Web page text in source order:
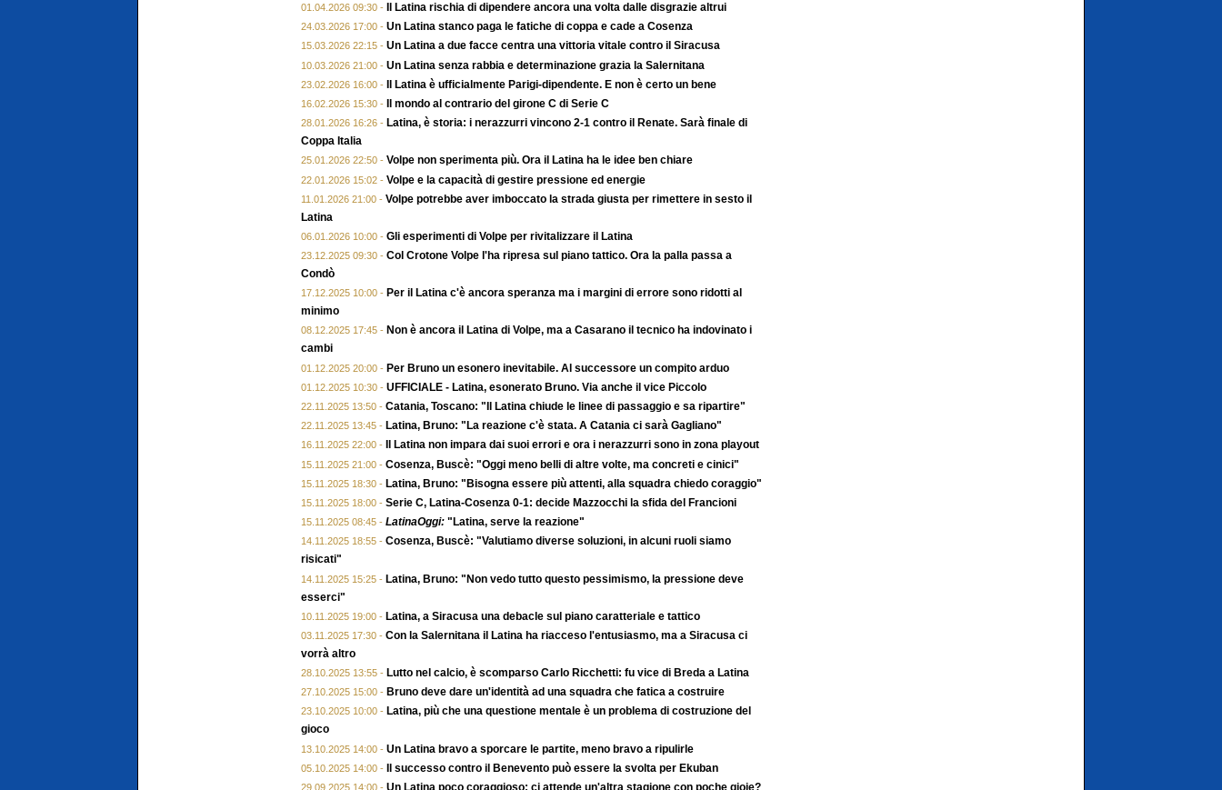
01.04.2026 09:30 - Il Latina rischia di dipendere ancora una volta dalle disgrazie altrui
24.03.2026 17:00 - Un Latina stanco paga le fatiche di coppa e cade a Cosenza
15.03.2026 22:15 - Un Latina a due facce centra una vittoria vitale contro il Siracusa
10.03.2026 21:00 - Un Latina senza rabbia e determinazione grazia la Salernitana
23.02.2026 16:00 - Il Latina è ufficialmente Parigi-dipendente. E non è certo un bene
16.02.2026 15:30 - Il mondo al contrario del girone C di Serie C
28.01.2026 16:26 - Latina, è storia: i nerazzurri vincono 2-1 contro il Renate. Sarà finale di
Coppa Italia
25.01.2026 22:50 - Volpe non sperimenta più. Ora il Latina ha le idee ben chiare
22.01.2026 15:02 - Volpe e la capacità di gestire pressione ed energie
11.01.2026 21:00 - Volpe potrebbe aver imboccato la strada giusta per rimettere in sesto il
Latina
06.01.2026 10:00 - Gli esperimenti di Volpe per rivitalizzare il Latina
23.12.2025 09:30 - Col Crotone Volpe l'ha ripresa sul piano tattico. Ora la palla passa a
Condò
17.12.2025 10:00 - Per il Latina c'è ancora speranza ma i margini di errore sono ridotti al
minimo
08.12.2025 17:45 - Non è ancora il Latina di Volpe, ma a Casarano il tecnico ha indovinato i
cambi
01.12.2025 20:00 - Per Bruno un esonero inevitabile. Al successore un compito arduo
01.12.2025 10:30 - UFFICIALE - Latina, esonerato Bruno. Via anche il vice Piccolo
22.11.2025 13:50 - Catania, Toscano: "Il Latina chiude le linee di passaggio e sa ripartire"
22.11.2025 13:45 - Latina, Bruno: "La reazione c'è stata. A Catania ci sarà Gagliano"
16.11.2025 22:00 - Il Latina non impara dai suoi errori e ora i nerazzurri sono in zona playout
15.11.2025 21:00 - Cosenza, Buscè: "Oggi meno belli di altre volte, ma concreti e cinici"
15.11.2025 18:30 - Latina, Bruno: "Bisogna essere più attenti, alla squadra chiedo coraggio"
15.11.2025 18:00 - Serie C, Latina-Cosenza 0-1: decide Mazzocchi la sfida del Francioni
15.11.2025 08:45 - LatinaOggi: "Latina, serve la reazione"
14.11.2025 18:55 - Cosenza, Buscè: "Valutiamo diverse soluzioni, in alcuni ruoli siamo
risicati"
14.11.2025 15:25 - Latina, Bruno: "Non vedo tutto questo pessimismo, la pressione deve
esserci"
10.11.2025 19:00 - Latina, a Siracusa una debacle sul piano caratteriale e tattico
03.11.2025 17:30 - Con la Salernitana il Latina ha riacceso l'entusiasmo, ma a Siracusa ci
vorrà altro
28.10.2025 13:55 - Lutto nel calcio, è scomparso Carlo Ricchetti: fu vice di Breda a Latina
27.10.2025 15:00 - Bruno deve dare un'identità ad una squadra che fatica a costruire
23.10.2025 10:00 - Latina, più che una questione mentale è un problema di costruzione del
gioco
13.10.2025 14:00 - Un Latina bravo a sporcare le partite, meno bravo a ripulirle
05.10.2025 14:00 - Il successo contro il Benevento può essere la svolta per Ekuban
29.09.2025 14:00 - Un Latina poco coraggioso: ci attende un'altra stagione con poche gioie?